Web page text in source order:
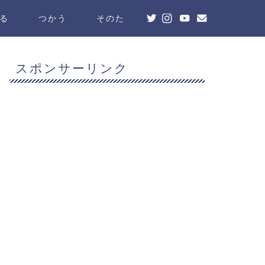
つかう そのた
スポンサーリンク